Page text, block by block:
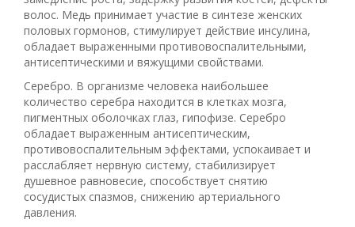
волос. Медь принимает участие в синтезе женских
половых гормонов, стимулирует действие инсулина,
обладает выраженными противовоспалительными,
антисептическими и вяжущими свойствами.
Серебро. В организме человека наибольшее
количество серебра находится в клетках мозга,
пигментных оболочках глаз, гипофизе. Серебро
обладает выраженным антисептическим,
противовоспалительным эффектами, успокаивает и
расслабляет нервную систему, стабилизирует
душевное равновесие, способствует снятию
сосудистых спазмов, снижению артериального
давления.